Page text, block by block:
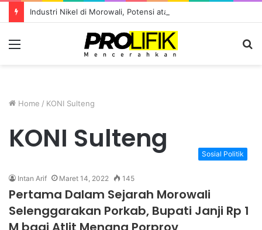
Home / KONI Sulteng
KONI Sulteng Sosial Politik
Intan Arif Maret 14, 2022 145
Pertama Dalam Sejarah Morowali
Selenggarakan Porkab, Bupati Janji Rp 1